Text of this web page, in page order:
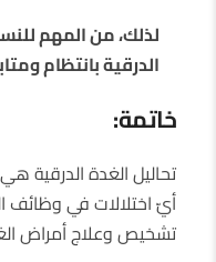
لذلك، من المهم
الدرقية بانتظام
خاتمة:
تحاليل الغدة
أيّ اختلالات في وظائف
تشخيص وعلاج أمراض